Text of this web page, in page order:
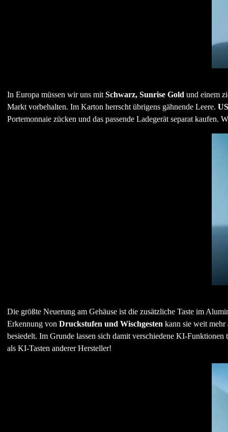
In Europa müssen wir uns mit Schwarz, Sunrise Gold und einem
Markt vorbehalten. Im Karton herrscht übrigens gähnende Leere.
Portemonnaie zücken und das passende Ladegerät separat kaufen.
Die größte Neuerung am Gehäuse ist die zusätzliche Taste im
Erkennung von Druckstufen und Wischgesten kann sie weit mehr
besiedelt. Im Grunde lassen sich damit verschiedene KI-
als KI-Tasten anderer Hersteller!